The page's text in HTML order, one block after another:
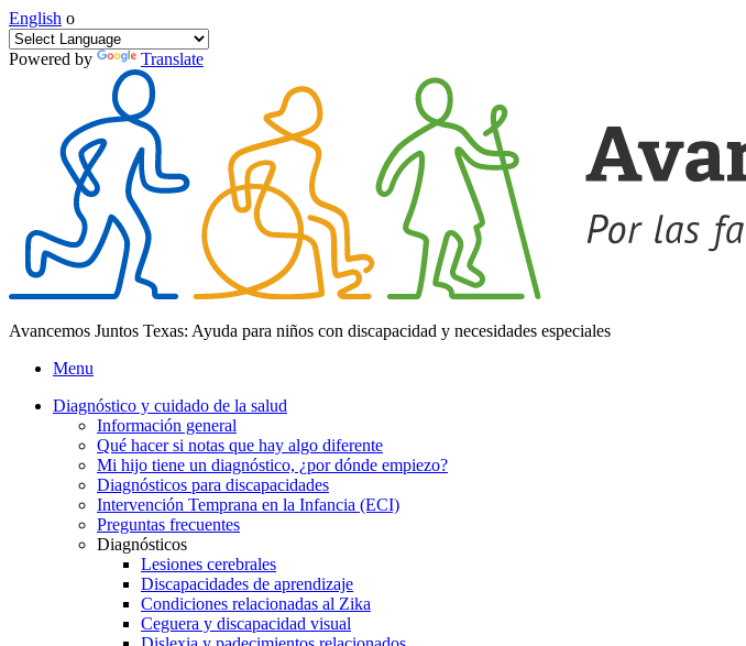
English o
Powered by Translate
Avancemos Juntos Texas: Ayuda para niños con discapacidad y necesidades especiales
Menu
Diagnóstico y cuidado de la salud
Información general
Qué hacer si notas que hay algo diferente
Mi hijo tiene un diagnóstico, ¿por dónde empiezo?
Diagnósticos para discapacidades
Intervención Temprana en la Infancia (ECI)
Preguntas frecuentes
Diagnósticos
Lesiones cerebrales
Discapacidades de aprendizaje
Condiciones relacionadas al Zika
Ceguera y discapacidad visual